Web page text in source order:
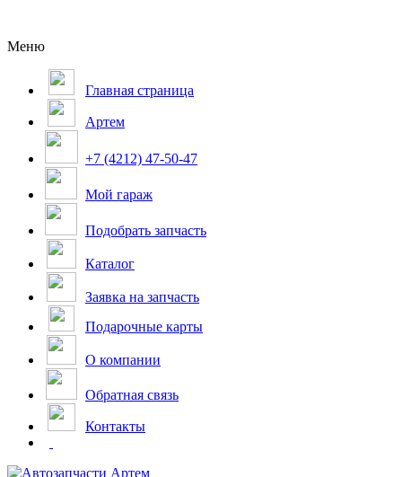
Меню
Главная страница
Артем
+7 (4212) 47-50-47
Мой гараж
Подобрать запчасть
Каталог
Заявка на запчасть
Подарочные карты
О компании
Обратная связь
Контакты